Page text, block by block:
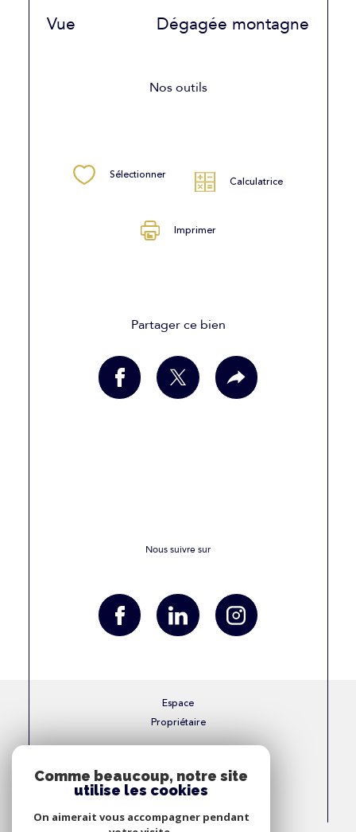
Vue Dégagée montagne
Nos outils
Sélectionner Calculatrice
Imprimer
Partager ce bien
Nous suivre sur
Espace
Propriétaire
Adhérons
Comme beaucoup, notre site
utilise les cookies
On aimerait vous accompagner pendant